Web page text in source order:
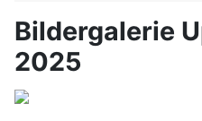
Bildergalerie
2025